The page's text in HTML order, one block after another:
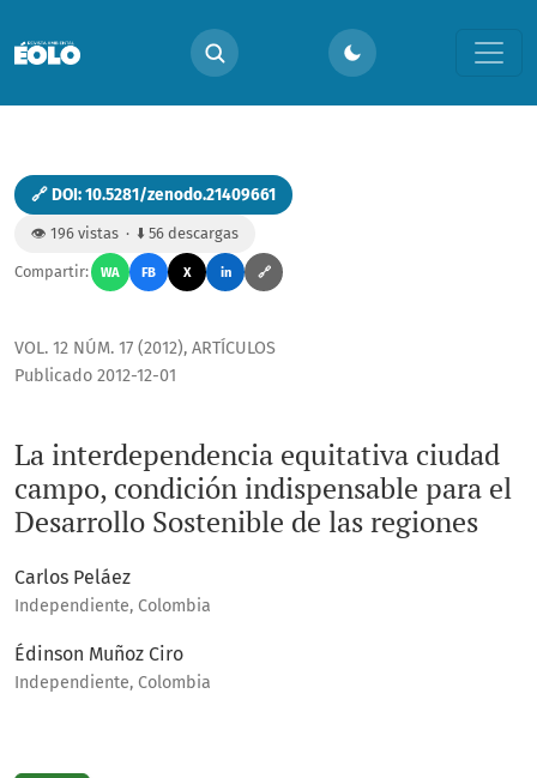
La interdependencia equitativa ciudad campo, condición
VOL. 12 NÚM. 17 (2012), ARTÍCULOS
La interdependencia equitativa ciudad
campo, condición indispensable para el
Desarrollo Sostenible de las regiones
🔗 DOI: 10.5281/zenodo.21409661
👁️ 196 vistas · ⬇️ 56 descargas
Compartir: WA FB X in 🔗
Publicado 2012-12-01
Carlos Peláez
Independiente, Colombia
Édinson Muñoz Ciro
Independiente, Colombia